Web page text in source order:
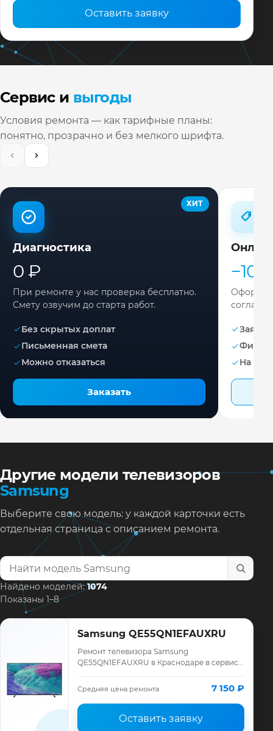
Оставить заявку
Сервис и выгоды
Условия ремонта — как тарифные планы:
понятно, прозрачно и без мелкого шрифта.
ХИТ
Диагностика
0 ₽
При ремонте у нас проверка бесплатно.
Смету озвучим до старта работ.
Без скрытых доплат
Письменная смета
Можно отказаться
Заказать
−10%
Заявка
На
Другие модели телевизоров
Samsung
Выберите свою модель: у каждой карточки есть
отдельная страница с описанием ремонта.
Найти модель телевизора
Найдено моделей:1074
Показаны 1–8
Samsung QE55QN1EFAUXRU
Ремонт телевизора Samsung
QE55QN1EFAUXRU в Краснодаре в сервисе
Samsung, смета до ремонта, запчасти и
гарантия до 12 меся…
Средняя цена ремонта 7 150 ₽
Оставить заявку